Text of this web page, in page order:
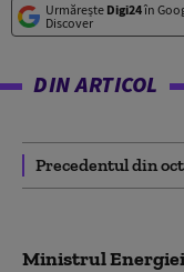
Urmărește Digi24în
Discover
DIN ARTICOL
Precedentul din
Ministrul